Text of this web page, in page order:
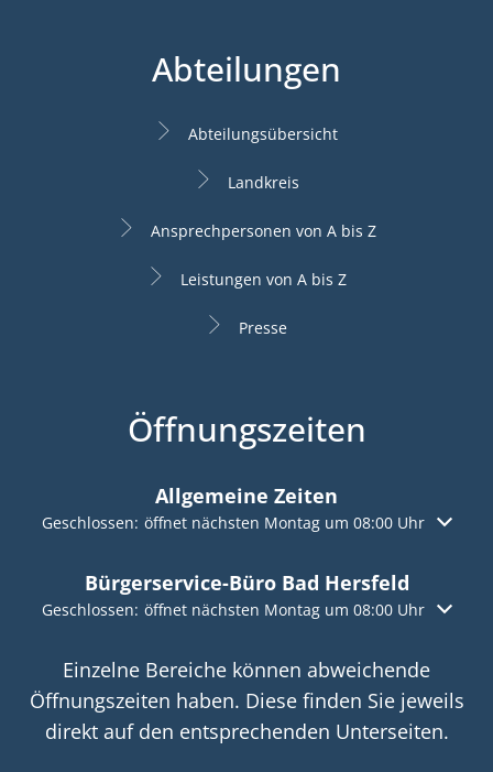
Abteilungen
Abteilungsübersicht
Landkreis
Ansprechpersonen von A bis Z
Leistungen von A bis Z
Presse
Öffnungszeiten
Allgemeine Zeiten
Klicken, um weitere Öffnungs- oder Schließzeiten
Geschlossen: öffnet nächsten Montag um 08:00 Uhr
Bürgerservice-Büro Bad Hersfeld
Klicken, um weitere Öffnungs- oder Schließzeiten
Geschlossen: öffnet nächsten Montag um 08:00 Uhr
Einzelne Bereiche können abweichende
Öffnungszeiten haben. Diese finden Sie jeweils
direkt auf den entsprechenden Unterseiten.